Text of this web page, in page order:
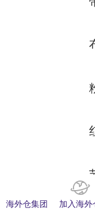
海外仓集团 加入海外